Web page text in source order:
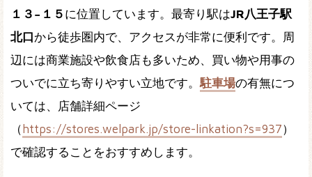
１３−１５ に位置しています。最寄り駅はJR八王子駅
北口から徒歩圏内で、アクセスが非常に便利です。周
辺には商業施設や飲食店も多いため、買い物や用事の
ついでに立ち寄りやすい立地です。駐車場の有無につ
いては、店舗詳細ページ
（ https://stores.welpark.jp/store-linkation?s=937）
で確認することをおすすめします。